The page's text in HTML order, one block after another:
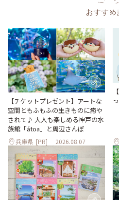
おすすめ
【チケットプレゼント】アートな
空間ともふもふの生きものに癒や
されて♪ 大人も楽しめる神戸の水
族館「átoa」と周辺さんぽ
兵庫県 [PR] 2026.08.07